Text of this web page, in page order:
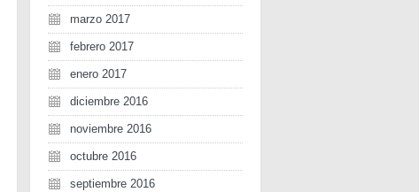
marzo 2017
febrero 2017
enero 2017
diciembre 2016
noviembre 2016
octubre 2016
septiembre 2016